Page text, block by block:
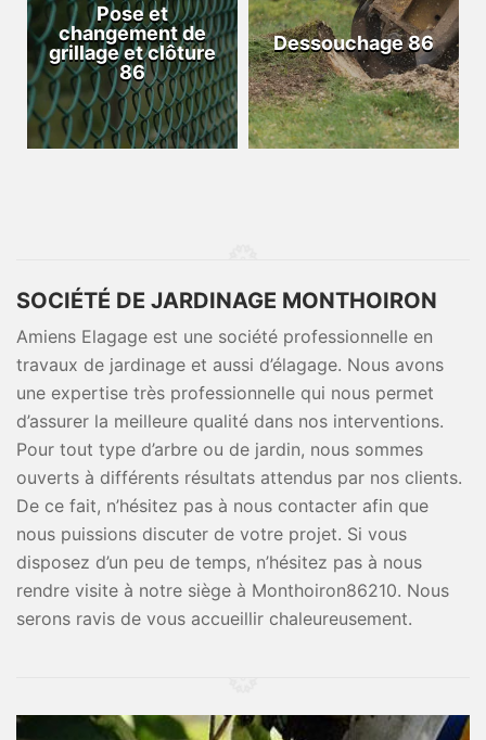
Pose et
changement de
grillage et clôture
86
Dessouchage 86
SOCIÉTÉ DE JARDINAGE MONTHOIRON
Amiens Elagage est une société professionnelle en
travaux de jardinage et aussi d’élagage. Nous avons
une expertise très professionnelle qui nous permet
d’assurer la meilleure qualité dans nos interventions.
Pour tout type d’arbre ou de jardin, nous sommes
ouverts à différents résultats attendus par nos clients.
De ce fait, n’hésitez pas à nous contacter afin que
nous puissions discuter de votre projet. Si vous
disposez d’un peu de temps, n’hésitez pas à nous
rendre visite à notre siège à Monthoiron86210. Nous
serons ravis de vous accueillir chaleureusement.